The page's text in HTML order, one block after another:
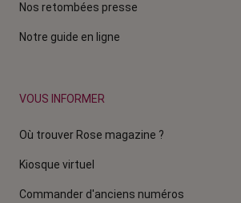
Nos retombées presse
Notre guide en ligne
VOUS INFORMER
Où trouver Rose magazine ?
Kiosque virtuel
Commander d'anciens numéros